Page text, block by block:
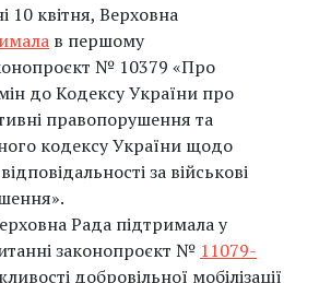
10 квітня, Верховна
в першому
№ 10379 «Про
до Кодексу України про
правопорушення та
кодексу України щодо
за військові
Рада підтримала у
законопроєкт № 11079-
добровільної мобілізації